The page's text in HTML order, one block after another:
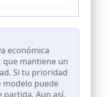
LED 10"
ambiente.
cuenta con 3 modos
Frío) y 10
el aliado perfecto
para maquillaje,
redes sociales sin
económica
mantiene un
Si tu prioridad
modelo puede
Aun así,